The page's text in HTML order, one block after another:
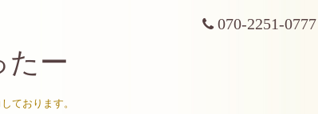
070-2251-0777
たー
ております。